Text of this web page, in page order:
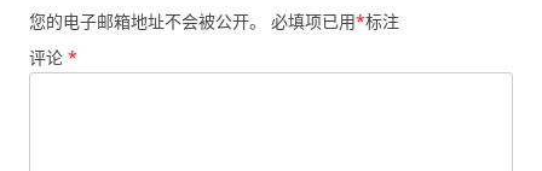
您的电子邮箱地址不会被公开。 必填项已用*标注
评论 *